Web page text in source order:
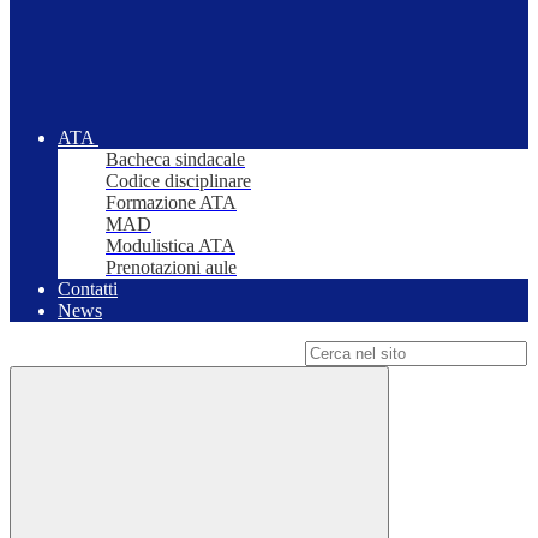
ATA
Bacheca sindacale
Codice disciplinare
Formazione ATA
MAD
Modulistica ATA
Prenotazioni aule
Contatti
News